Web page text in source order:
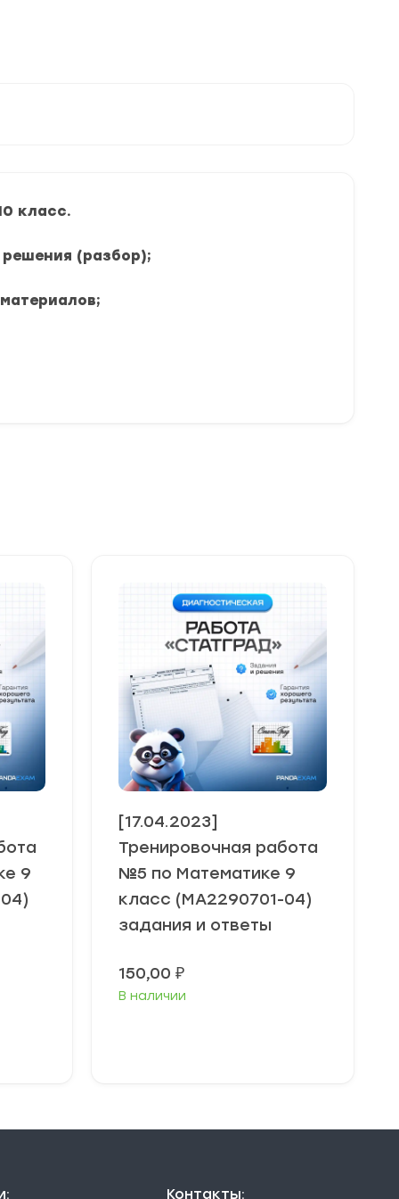
класс.
(разбор);
9
[17.04.2023]
Тренировочная работа
№5 по Математике 9
класс (МА2290701-04)
задания и ответы
150,00 ₽
В наличии
Контакты: